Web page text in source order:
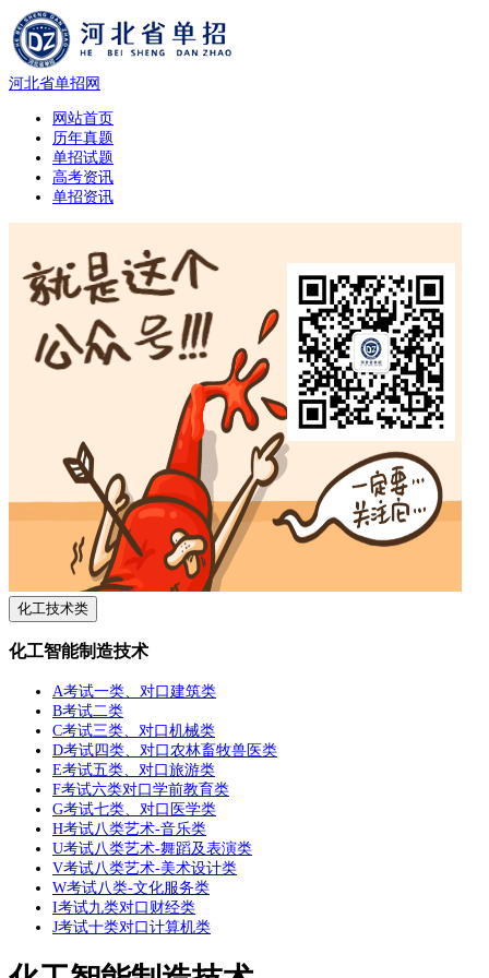
河北省单招网
网站首页
历年真题
单招试题
高考资讯
单招资讯
化工技术类
化工智能制造技术
A考试一类、对口建筑类
B考试二类
C考试三类、对口机械类
D考试四类、对口农林畜牧兽医类
E考试五类、对口旅游类
F考试六类对口学前教育类
G考试七类、对口医学类
H考试八类艺术-音乐类
U考试八类艺术-舞蹈及表演类
V考试八类艺术-美术设计类
W考试八类-文化服务类
I考试九类对口财经类
J考试十类对口计算机类